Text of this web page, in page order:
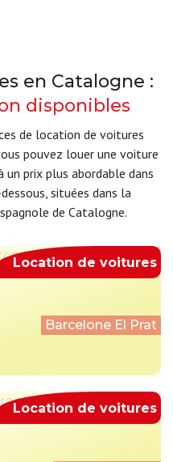
en Catalogne :
disponibles
de location de voitures
pouvez louer une voiture
prix plus abordable dans
situées dans la
de Catalogne.
Barcelone El Prat
Location de voitures
Location de voitures